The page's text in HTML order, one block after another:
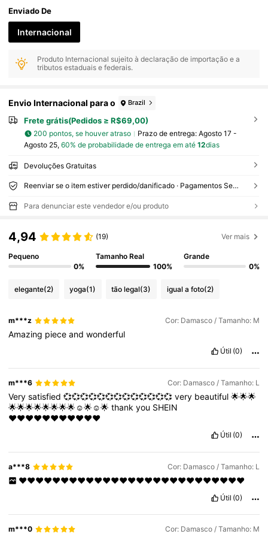
Enviado De
Internacional
Produto Internacional sujeito à declaração de importação e a
tributos estaduais e federais.
Envio Internacional para o Brazil
Frete grátis(Pedidos ≥ R$69,00)
200 pontos, se houver atraso Prazo de entrega: Agosto 17 -
Agosto 25, 60% de probabilidade de entrega em até 12dias
Devoluções Gratuitas
Reenviar se o item estiver perdido/danificado · Pagamentos Seguros · Proteção de privacidade
Para denunciar este vendedor e/ou produto
4,94 (19) Ver mais
Pequeno
0%
Tamanho Real
100%
Grande
0%
elegante(2) yoga(1) tão legal(3) igual a foto(2)
m***z Cor: Damasco / Tamanho: M
Amazing pieceandwonderful
Útil (0)
m***6 Cor: Damasco / Tamanho: L
Verysatisfied💞💞💞💞💞💞💞💞💞💞💞💞💞very beautiful🌟🌟🌟
🌟🌟🌟🌟🌟🌟🌟🌟☺️🌟☺️🌟thankyou SHEIN
♥️♥️♥️♥️♥️♥️♥️♥️♥️♥️♥️
Útil (0)
a***8 Cor: Damasco / Tamanho: L
♥️♥️♥️♥️♥️♥️♥️♥️♥️♥️♥️♥️♥️♥️♥️♥️♥️♥️♥️♥️♥️♥️♥️♥️♥️♥️♥️
Útil (0)
m***0 Cor: Damasco / Tamanho: M